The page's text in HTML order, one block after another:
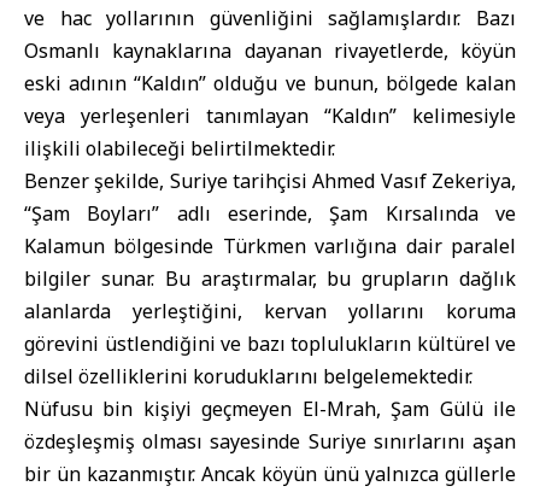
ve hac yollarının güvenliğini sağlamışlardır. Bazı
Osmanlı kaynaklarına dayanan rivayetlerde, köyün
eski adının “Kaldın” olduğu ve bunun, bölgede kalan
veya yerleşenleri tanımlayan “Kaldın” kelimesiyle
ilişkili olabileceği belirtilmektedir.
Benzer şekilde, Suriye tarihçisi Ahmed Vasıf Zekeriya,
“Şam Boyları” adlı eserinde, Şam Kırsalında ve
Kalamun bölgesinde Türkmen varlığına dair paralel
bilgiler sunar. Bu araştırmalar, bu grupların dağlık
alanlarda yerleştiğini, kervan yollarını koruma
görevini üstlendiğini ve bazı toplulukların kültürel ve
dilsel özelliklerini koruduklarını belgelemektedir.
Nüfusu bin kişiyi geçmeyen El-Mrah, Şam Gülü ile
özdeşleşmiş olması sayesinde Suriye sınırlarını aşan
bir ün kazanmıştır. Ancak köyün ünü yalnızca güllerle